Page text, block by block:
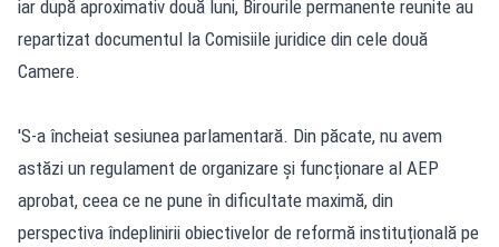
iar după aproximativ două luni, Birourile permanente reunite au
repartizat documentul la Comisiile juridice din cele două
Camere.
'S-a încheiat sesiunea parlamentară. Din păcate, nu avem
astăzi un regulament de organizare și funcționare al AEP
aprobat, ceea ce ne pune în dificultate maximă, din
perspectiva îndeplinirii obiectivelor de reformă instituțională pe